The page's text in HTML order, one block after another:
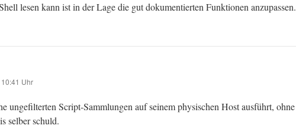
lesen kann ist in der Lage die gut dokumentierten Funktionen anzupassen.
Uhr
ungefilterten Script-Sammlungen auf seinem physischen Host ausführt, ohne
selber schuld.